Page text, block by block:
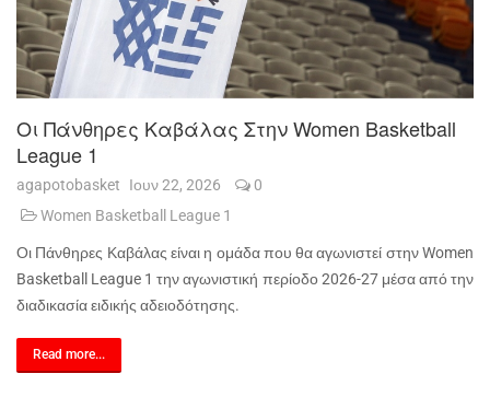
Οι Πάνθηρες Καβάλας Στην Women Basketball
League 1
agapotobasket Ιουν 22, 2026
0
Women Basketball League 1
Οι Πάνθηρες Καβάλας είναι η ομάδα που θα αγωνιστεί στην Women
Basketball League 1 την αγωνιστική περίοδο 2026-27 μέσα από την
διαδικασία ειδικής αδειοδότησης.
Read more...